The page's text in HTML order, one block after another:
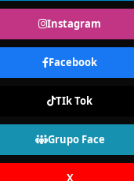
Instagram
Facebook
TIk Tok
Grupo Face
X